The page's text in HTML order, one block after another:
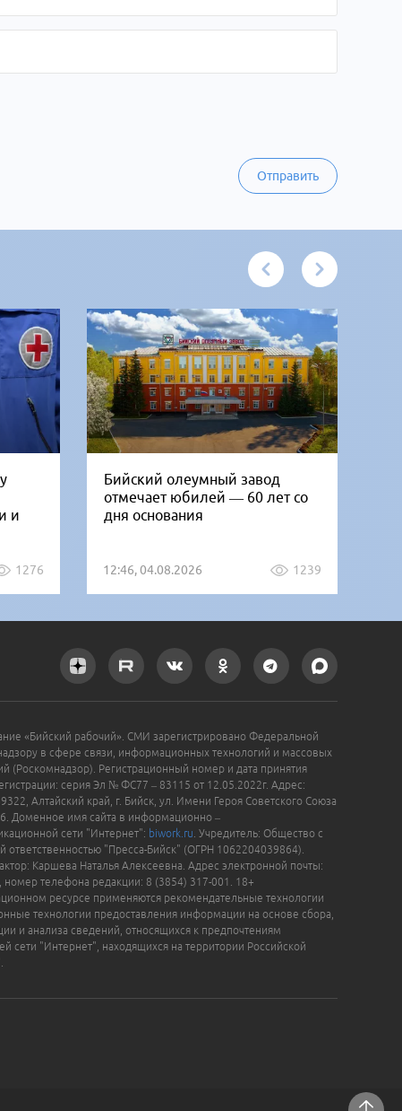
Отправить
и
1276
Бийский олеумный завод
отмечает юбилей — 60 лет со
дня основания
12:46, 04.08.2026 1239
«Бийский рабочий». СМИ зарегистрировано Федеральной
в сфере связи, информационных технологий и массовых
(Роскомнадзор). Регистрационный номер и дата принятия
серия Эл № ФС77 – 83115 от 12.05.2022г. Адрес:
Алтайский край, г. Бийск, ул. Имени Героя Советского Союза
Доменное имя сайта в информационно –
сети "Интернет": biwork.ru . Учредитель: Общество с
ответственностью "Пресса-Бийск" (ОГРН 1062204039864).
Каршева Наталья Алексеевна. Адрес электронной почты:
, номер телефона редакции: 8 (3854) 317-001. 18+
ресурсе применяются рекомендательные технологии
технологии предоставления информации на основе сбора,
и анализа сведений, относящихся к предпочтениям
сети "Интернет", находящихся на территории Российской